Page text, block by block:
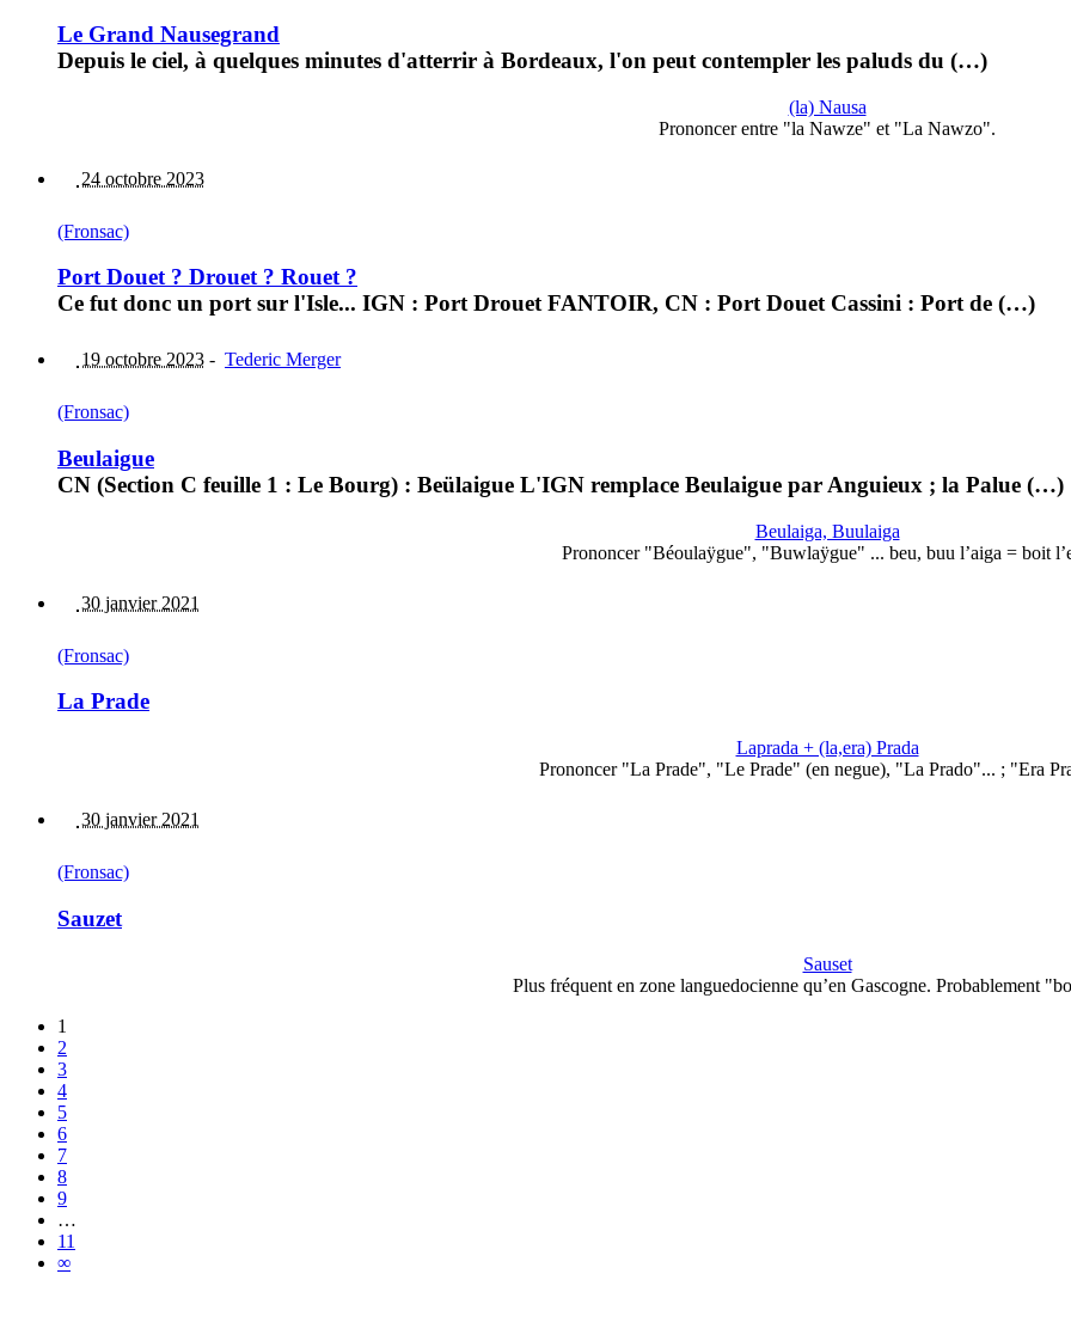
Le Grand Nausegrand
Depuis le ciel, à quelques minutes d'atterrir à Bordeaux, l'on peut contempler les paluds du (…)
(la) Nausa
Prononcer entre "la Nawze" et "La Nawzo".
24 octobre 2023
(Fronsac)
Port Douet ? Drouet ? Rouet ?
Ce fut donc un port sur l'Isle... IGN : Port Drouet FANTOIR, CN : Port Douet Cassini : Port de (…)
19 octobre 2023 - Tederic Merger
(Fronsac)
Beulaigue
CN (Section C feuille 1 : Le Bourg) : Beülaigue L'IGN remplace Beulaigue par Anguieux ; la Palue (…)
Beulaiga, Buulaiga
Prononcer "Béoulaÿgue", "Buwlaÿgue" ... beu, buu l’aiga = boit
30 janvier 2021
(Fronsac)
La Prade
Laprada + (la,era) Prada
Prononcer "La Prade", "Le Prade" (en negue), "La Prado"... ; "Era
30 janvier 2021
(Fronsac)
Sauzet
Sauset
Plus fréquent en zone languedocienne qu’en Gascogne. Probablement
1
2
3
4
5
6
7
8
9
…
11
∞